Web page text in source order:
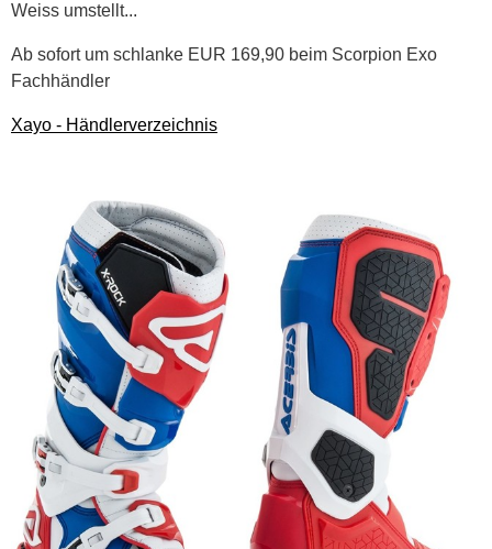
Weiss umstellt...
Ab sofort um schlanke EUR 169,90 beim Scorpion Exo
Fachhändler
Xayo - Händlerverzeichnis